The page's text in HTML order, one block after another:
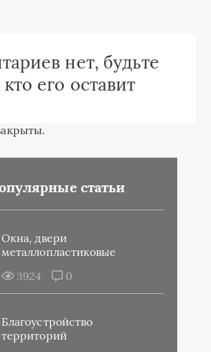
нет, будьте
его оставит
статьи
Окна, двери
металлопластиковые
3924
0
Благоустройство
территорий